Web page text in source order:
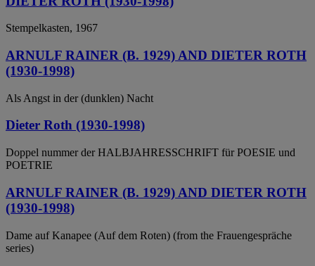
Stempelkasten, 1967
ARNULF RAINER (B. 1929) AND DIETER ROTH
(1930-1998)
Als Angst in der (dunklen) Nacht
Dieter Roth (1930-1998)
Doppel nummer der HALBJAHRESSCHRIFT für POESIE und
POETRIE
ARNULF RAINER (B. 1929) AND DIETER ROTH
(1930-1998)
Dame auf Kanapee (Auf dem Roten) (from the Frauengespräche
series)